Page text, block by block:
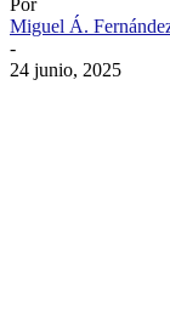
Miguel Á.
-
24 junio, 2025